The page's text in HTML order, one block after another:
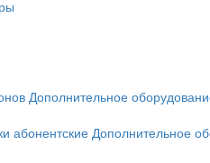
Дополнительное
абонентские Дополнительное